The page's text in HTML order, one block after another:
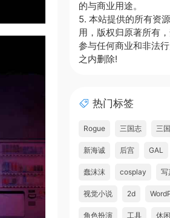
的与商业用途。
5. 本站提供的所有资
用，版权归原著所有
参与任何商业和非法
之内删除!
热门标签
Rogue 三国志 三
新海诚 后宫 GAL
蠢沫沫 cosplay 写
视觉小说 2d
角色扮演 工具 休闲